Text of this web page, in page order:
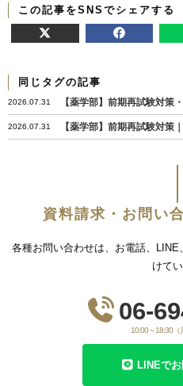
この記事をSNSでシェアする
同じタグの記事
2026.07.31 【薬学部】前期再試験対策
2026.07.31 【薬学部】前期再試験対策
資料請求・お問い
各種お問い合わせは、お電話、
けて
06-
10:00～18:30（
LINEで